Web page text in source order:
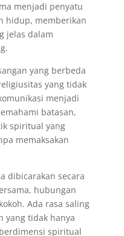
menjadi penyatu
hidup, memberikan
jelas dalam
yang berbeda
yang tidak
menjadi
batasan,
spiritual yang
memaksakan
dibicarakan secara
hubungan
Ada rasa saling
yang tidak hanya
spiritual